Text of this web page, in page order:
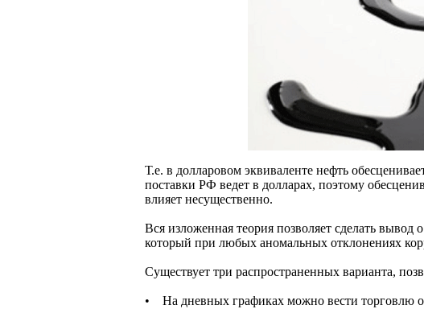
Т.е. в долларовом эквиваленте нефть
поставки РФ ведет в долларах, поэтому
влияет несущественно.
Вся изложенная теория позволяет сделать
который при любых аномальных отклонениях
Существует три распространенных варианта,
• На дневных графиках можно вести торговлю